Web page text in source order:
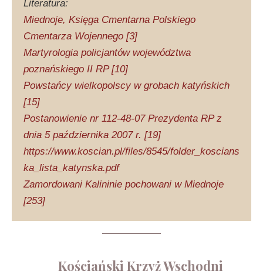
Literatura:
Miednoje, Księga Cmentarna Polskiego
Cmentarza Wojennego [3]
Martyrologia policjantów województwa
poznańskiego II RP [10]
Powstańcy wielkopolscy w grobach katyńskich
[15]
Postanowienie nr 112-48-07 Prezydenta RP z
dnia 5 października 2007 r. [19]
https://www.koscian.pl/files/8545/folder_koscians
ka_lista_katynska.pdf
Zamordowani Kalininie pochowani w Miednoje
[253]
Kościański Krzyż Wschodni